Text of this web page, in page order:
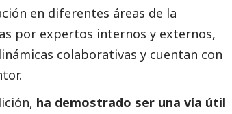
en diferentes áreas de la
por expertos internos y externos,
colaborativas y cuentan con
ha demostrado ser una vía útil